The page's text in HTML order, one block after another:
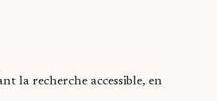
la recherche accessible, en